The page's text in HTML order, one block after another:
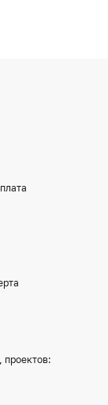
проектов: